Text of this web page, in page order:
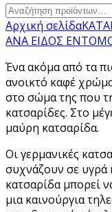
Αναζήτηση
για:
Αρχική σελίδα
ΑΝΑ ΕΙΔΟΣ
Ένα ακόμα από τα
ανοικτό καφέ
στο σώμα της που
κατσαρίδες. Στο
μαύρη κατσαρίδα.
Οι γερμανικές
συχνάζουν σε υγρά
κατσαρίδα μπορεί
μια καινούργια